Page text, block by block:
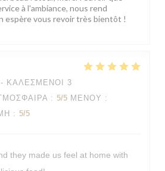
à l'ambiance, nous rend
espère vous revoir très bientôt !
- ΚΑΛΕΣΜΈΝΟΙ 3
: 5/5 ΜΕΝΟΎ :
: 5/5
they made us feel at home with